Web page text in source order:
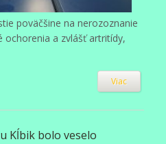
poväčšine na nerozoznanie
ochorenia a zvlášť artritídy,
Viac
Kĺbik bolo veselo